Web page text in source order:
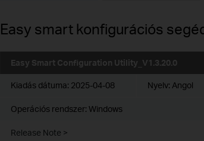
Easy smart konfigurációs
Easy Smart Configuration Utility_V1.3.20.0
Kiadás dátuma: 2025-04-08 Nyelv: Angol
Operációs rendszer: Windows
Release Note >